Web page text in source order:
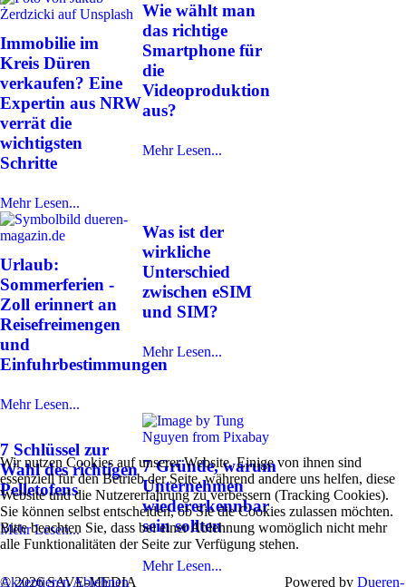
Immobilie im
Kreis Düren
verkaufen? Eine
Expertin aus NRW
verrät die
wichtigsten
Schritte
Mehr Lesen...
Wie wählt man
das richtige
Smartphone für
die
Videoproduktion
aus?
Mehr Lesen...
Urlaub:
Sommerferien -
Zoll erinnert an
Reisefreimengen
und
Einfuhrbestimmungen
Mehr Lesen...
Was ist der
wirkliche
Unterschied
zwischen eSIM
und SIM?
Mehr Lesen...
7 Schlüssel zur
Wahl des richtigen
Pelletofens
Mehr Lesen...
7 Gründe, warum
Unternehmen
wiedererkennbar
sein sollten
Mehr Lesen...
© 2026 SAVE-MEDIA
Powered by Dueren-
Wir nutzen Cookies auf unserer Website. Einige von ihnen sind
essenziell für den Betrieb der Seite, während andere uns helfen, diese
Website und die Nutzererfahrung zu verbessern (Tracking Cookies).
Sie können selbst entscheiden, ob Sie die Cookies zulassen möchten.
Bitte beachten Sie, dass bei einer Ablehnung womöglich nicht mehr
alle Funktionalitäten der Seite zur Verfügung stehen.
AkzeptierenAblehnen